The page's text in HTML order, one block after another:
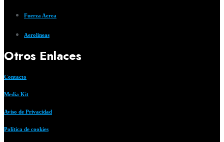
Fuerza Aerea
Aerolíneas
Otros Enlaces
Contacto
Media Kit
Aviso de Privacidad
Política de cookies